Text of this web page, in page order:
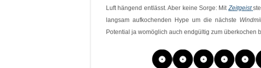
Luft hängend entlässt. Aber keine Sorge: MitZeitgeist
langsam aufkochenden Hype um die nächste
Potential ja womöglich auch endgültig zum überkochen